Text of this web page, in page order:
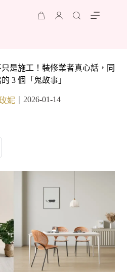
是施工！裝修業者真心話，同
3 個「鬼故事」
妮 2026-01-14